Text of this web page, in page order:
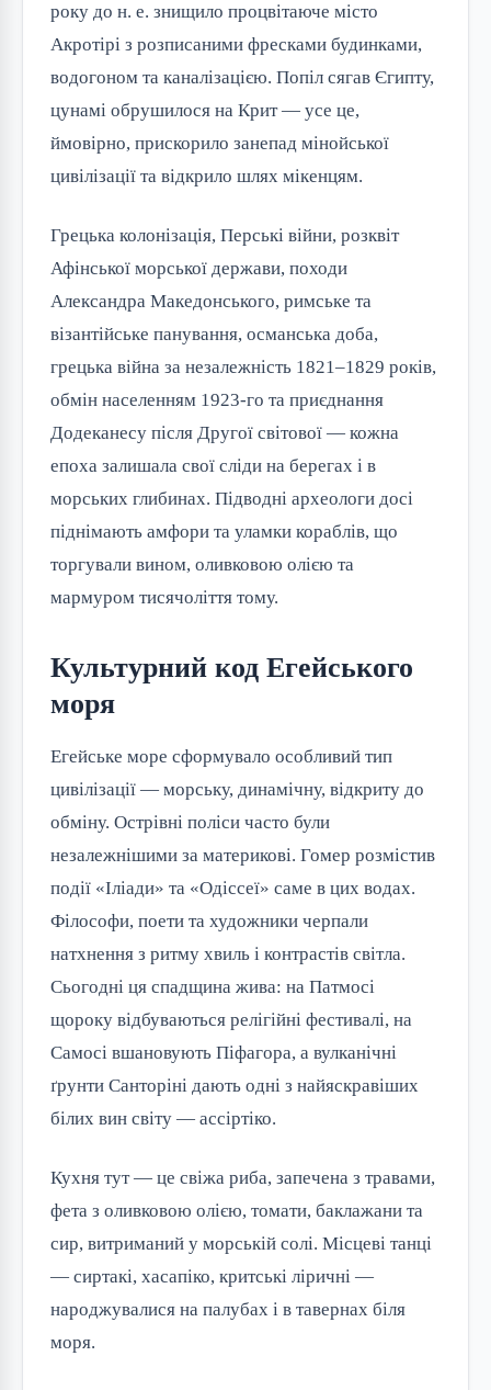
року до н. е. знищило процвітаюче місто
Акротірі з розписаними фресками будинками,
водогоном та каналізацією. Попіл сягав Єгипту,
цунамі обрушилося на Крит — усе це,
ймовірно, прискорило занепад мінойської
цивілізації та відкрило шлях мікенцям.
Грецька колонізація, Перські війни, розквіт
Афінської морської держави, походи
Александра Македонського, римське та
візантійське панування, османська доба,
грецька війна за незалежність 1821–1829 років,
обмін населенням 1923-го та приєднання
Додеканесу після Другої світової — кожна
епоха залишала свої сліди на берегах і в
морських глибинах. Підводні археологи досі
піднімають амфори та уламки кораблів, що
торгували вином, оливковою олією та
мармуром тисячоліття тому.
Культурний код Егейського
моря
Егейське море сформувало особливий тип
цивілізації — морську, динамічну, відкриту до
обміну. Острівні поліси часто були
незалежнішими за материкові. Гомер розмістив
події «Іліади» та «Одіссеї» саме в цих водах.
Філософи, поети та художники черпали
натхнення з ритму хвиль і контрастів світла.
Сьогодні ця спадщина жива: на Патмосі
щороку відбуваються релігійні фестивалі, на
Самосі вшановують Піфагора, а вулканічні
ґрунти Санторіні дають одні з найяскравіших
білих вин світу — ассіртіко.
Кухня тут — це свіжа риба, запечена з травами,
фета з оливковою олією, томати, баклажани та
сир, витриманий у морській солі. Місцеві танці
— сиртакі, хасапіко, критські ліричні —
народжувалися на палубах і в тавернах біля
моря.